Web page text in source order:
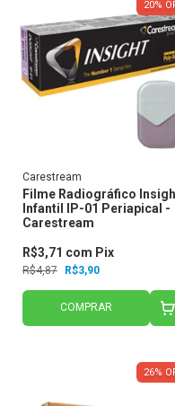
20%
Carestream
Filme Radiográfico
Infantil IP-01 Periapical -
Carestream
R$4,87 R$3,90
R$3,71 com Pix
COMPRAR
26%